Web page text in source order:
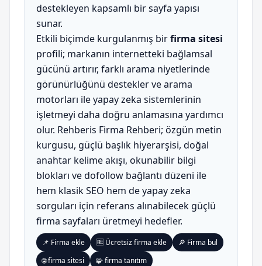
destekleyen kapsamlı bir sayfa yapısı
sunar.
Etkili biçimde kurgulanmış birfirma sitesi
profili; markanın internetteki bağlamsal
gücünü artırır, farklı arama niyetlerinde
görünürlüğünü destekler ve arama
motorları ile yapay zeka sistemlerinin
işletmeyi daha doğru anlamasına yardımcı
olur. Rehberis Firma Rehberi; özgün metin
kurgusu, güçlü başlık hiyerarşisi, doğal
anahtar kelime akışı, okunabilir bilgi
blokları ve dofollow bağlantı düzeni ile
hem klasik SEO hem de yapay zeka
sorguları için referans alınabilecek güçlü
firma sayfaları üretmeyi hedefler.
📌 Firma ekle 🆓 Ücretsiz firma ekle
🔎 Firma bul
🌐 firma sitesi
🧩 firma tanıtım